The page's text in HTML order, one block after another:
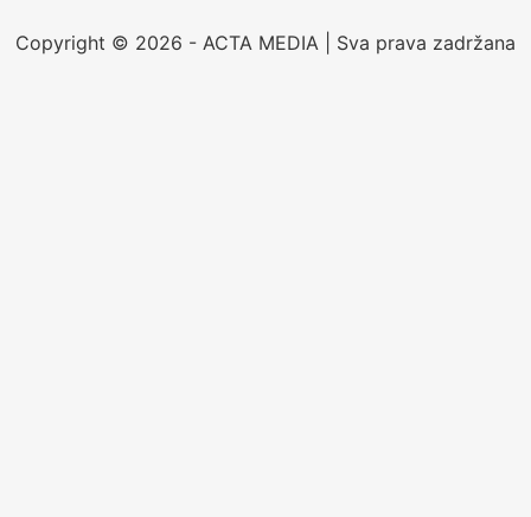
Copyright © 2026 - ACTA MEDIA | Sva prava zadržana